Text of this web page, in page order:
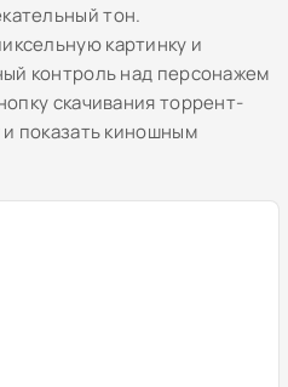
тон.
картинку и
контроль над персонажем
скачивания торрент-
показать киношным